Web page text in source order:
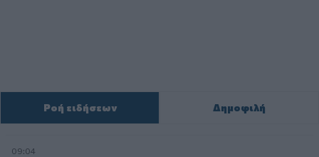
Ροή ειδήσεων Δημοφιλή
09:04